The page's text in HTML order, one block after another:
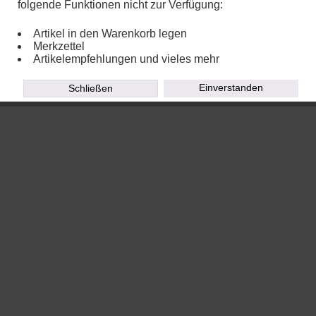
Copyright © 2020
Powered by Chalupa Webdesign
folgende Funktionen nicht zur Verfügung:
Artikel in den Warenkorb legen
Merkzettel
Artikelempfehlungen und vieles mehr
Einverstanden
Schließen